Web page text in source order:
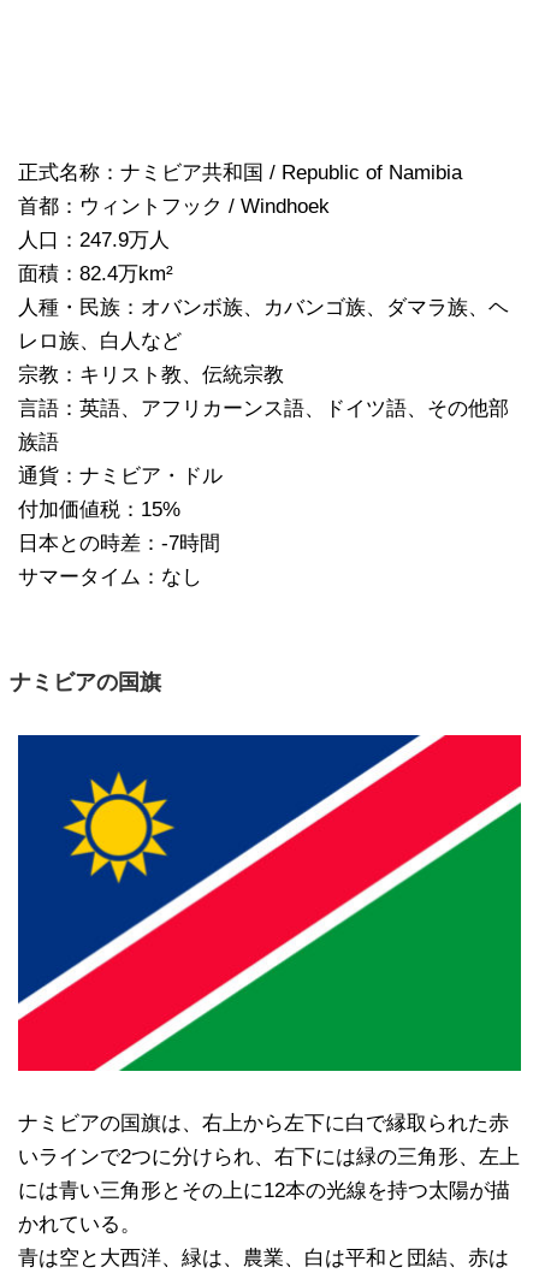
正式名称：ナミビア共和国 / Republic of Namibia
首都：ウィントフック / Windhoek
人口：247.9万人
面積：82.4万km²
人種・民族：オバンボ族、カバンゴ族、ダマラ族、ヘ
レロ族、白人など
宗教：キリスト教、伝統宗教
言語：英語、アフリカーンス語、ドイツ語、その他部
族語
通貨：ナミビア・ドル
付加価値税：15%
日本との時差：-7時間
サマータイム：なし
ナミビアの国旗
ナミビアの国旗は、右上から左下に白で縁取られた赤
いラインで2つに分けられ、右下には緑の三角形、左上
には青い三角形とその上に12本の光線を持つ太陽が描
かれている。
青は空と大西洋、緑は、農業、白は平和と団結、赤は